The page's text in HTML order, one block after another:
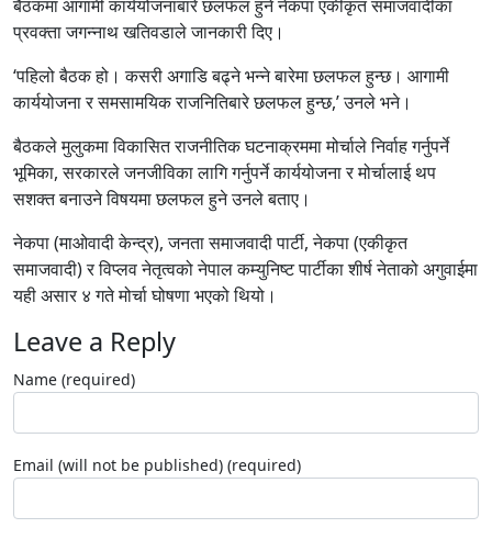
बैठकमा आगामी कार्ययोजनाबारे छलफल हुने नेकपा एकीकृत समाजवादीका
प्रवक्ता जगन्नाथ खतिवडाले जानकारी दिए।
‘पहिलो बैठक हो। कसरी अगाडि बढ्ने भन्ने बारेमा छलफल हुन्छ। आगामी
कार्ययोजना र समसामयिक राजनितिबारे छलफल हुन्छ,’ उनले भने।
बैठकले मुलुकमा विकासित राजनीतिक घटनाक्रममा मोर्चाले निर्वाह गर्नुपर्ने
भूमिका, सरकारले जनजीविका लागि गर्नुपर्ने कार्ययोजना र मोर्चालाई थप
सशक्त बनाउने विषयमा छलफल हुने उनले बताए।
नेकपा (माओवादी केन्द्र), जनता समाजवादी पार्टी, नेकपा (एकीकृत
समाजवादी) र विप्लव नेतृत्वको नेपाल कम्युनिष्ट पार्टीका शीर्ष नेताको अगुवाईमा
यही असार ४ गते मोर्चा घोषणा भएको थियो।
Leave a Reply
Name (required)
Email (will not be published) (required)